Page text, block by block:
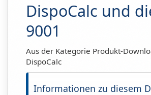
DispoCalc und
9001
Aus der Kategorie Produkt-
DispoCalc
Informationen zu diesem